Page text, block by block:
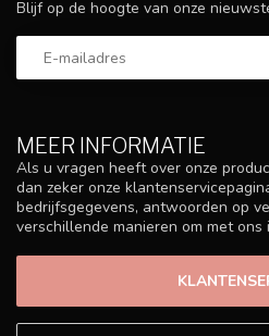
MEER INFORMATIE
Als u vragen heeft over onze
dan zeker onze
bedrijfsgegevens, antwoorden op
verschillende manieren om met
Blijf op de hoogte van onze